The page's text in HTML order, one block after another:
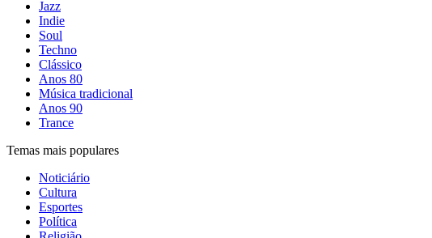
Jazz
Indie
Soul
Techno
Clássico
Anos 80
Música tradicional
Anos 90
Trance
Temas mais populares
Noticiário
Cultura
Esportes
Política